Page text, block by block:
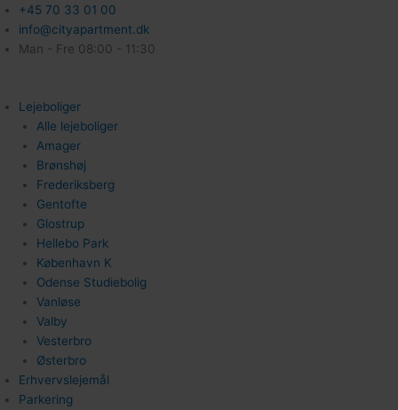
+45 70 33 01 00
info@cityapartment.dk
Man - Fre 08:00 - 11:30
Lejeboliger
Alle lejeboliger
Amager
Brønshøj
Frederiksberg
Gentofte
Glostrup
Hellebo Park
København K
Odense Studiebolig
Vanløse
Valby
Vesterbro
Østerbro
Erhvervslejemål
Parkering